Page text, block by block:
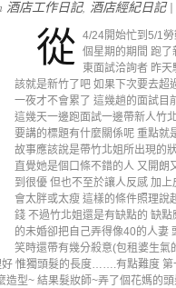
酒店工作日記, 酒店經紀日記|
從 4/24開始忙到5/1
個星期的期間 跑
東面試洽詢者 昨
該就是新竹了吧 如果下次要去超
一夜才不會累了 這幾趟的面試目
這幾天一邊跑面試一邊帶新人竹
要講的標題有什麼關係呢 重點就
故事應該說是帶竹北姐所出現的
直覺她是個口條不錯的人 又開
到很優 但也不至於讓人反感 加
會太胖或太瘦 這樣的條件照理說
錢 不過竹北姐還是有缺點的 缺
的未婚卻把自己弄得像40的人妻
笑時還帶有幾分殺意(包租婆生氣
惟獨頭髮的長度…….有點難度 第
型~ 結果髮妝師~弄了個花媽的